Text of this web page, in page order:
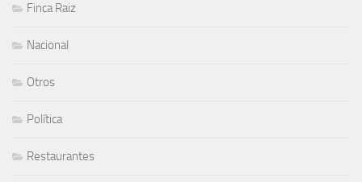
Finca Raiz
Nacional
Otros
Política
Restaurantes